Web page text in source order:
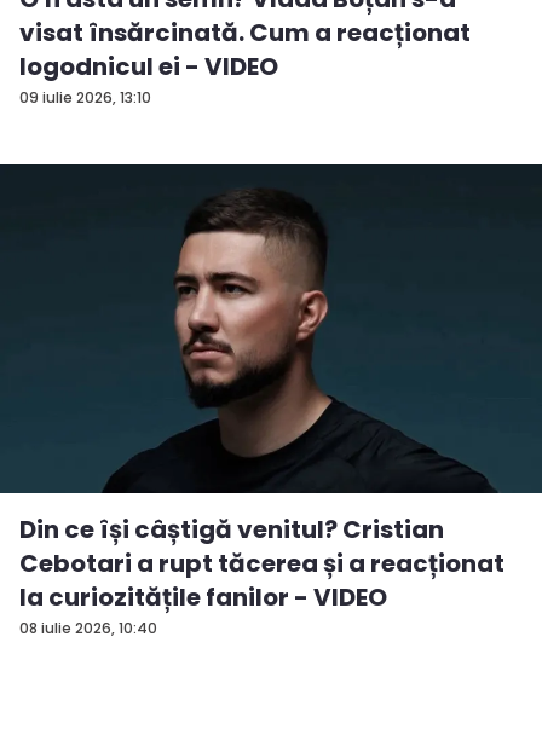
09 iulie 2026, 13:10
visat însărcinată. Cum a reacționat
logodnicul ei - VIDEO
08 iulie 2026, 10:40
Din ce își câștigă venitul? Cristian
Cebotari a rupt tăcerea și a reacționat
la curiozitățile fanilor - VIDEO